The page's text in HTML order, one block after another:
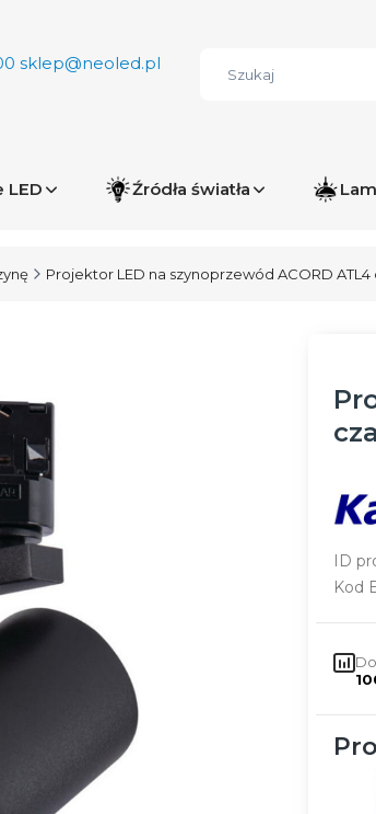
sklep@neoled.pl
LED Źródła światła
Projektor LED na szynoprzewód ACORD ATL4
ID
Kod